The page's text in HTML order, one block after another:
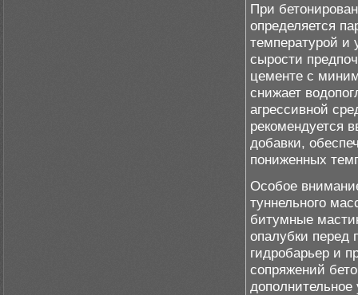
При
определяется
температурой и
сырости
цементе с
снижает
агрессивной
рекомендуется
добавки,
пониженных
Особое
туннельного
битумные
опалубки перед
гидробарьер и
сопряжений